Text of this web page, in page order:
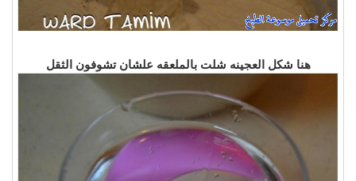
هنا شكل العجينه شلت بالملعقه علشان تشوفون الثقل